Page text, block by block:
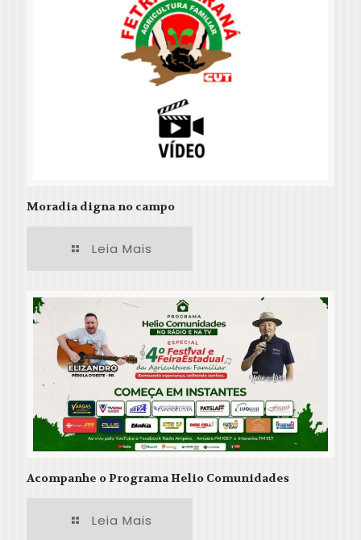
Moradia digna no campo
Leia Mais
Acompanhe o Programa Helio Comunidades
Leia Mais